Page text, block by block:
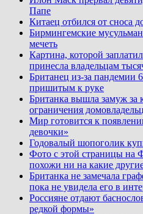
Папе
Китаец отбился от сноса
Бирмингемские
мечеть
Картина, которой
принесла владельцам
Британец из-за пандемии
пришитым к руке
Британка вышла замуж за
ограничения
Мир готовится к
девочки»
Годовалый шопоголик
Фото с этой страницы на
похожи ни на какие
Британка не замечала
пока не увидела его в
Россияне отдают
редкой формы»